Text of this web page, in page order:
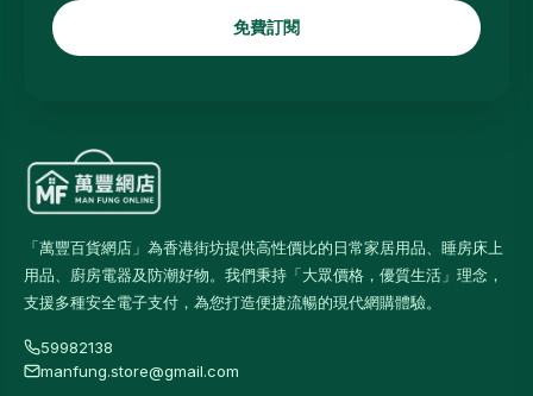
免費訂閱
「萬豐百貨網店」為香港街坊提供高性價比的日常家居用品、睡房床上
用品、廚房電器及防潮好物。我們秉持「大眾價格，優質生活」理念，
支援多種安全電子支付，為您打造便捷流暢的現代網購體驗。
59982138
manfung.store@gmail.com